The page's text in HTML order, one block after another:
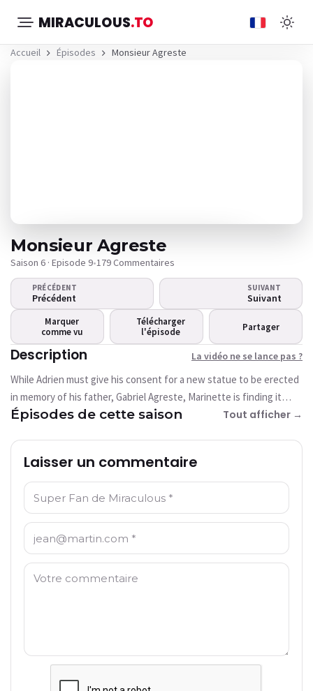
MIRACULOUS.TO
Accueil Épisodes Monsieur Agreste
La vidéo ne se lance pas ?
Cette vidéo n'est pas disponible pour le
moment
Monsieur Agreste
Saison 6 · Episode 9•179 Commentaires
PRÉCÉDENT
Précédent
SUIVANT
Suivant
Marquer
comme vu
Télécharger
l'épisode
Partager
Description La vidéo ne se lance pas ?
While Adrien must give his consent for a new statue to be erected
in memory of his father, Gabriel Agreste, Marinette is finding it
increasingly difficult to hide from him the secret she is protecting
old enemy will not help him!
Épisodes de cette saison Tout afficher →
Laisser un commentaire
Nom: *
Email: *
Commentaire: *